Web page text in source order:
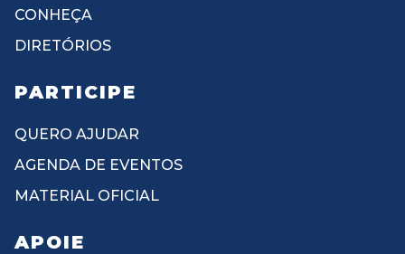
CONHEÇA
DIRETÓRIOS
PARTICIPE
QUERO AJUDAR
AGENDA DE EVENTOS
MATERIAL OFICIAL
APOIE